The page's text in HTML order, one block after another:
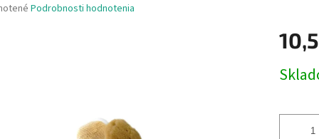
Podrobnosti hodnotenia
cena: